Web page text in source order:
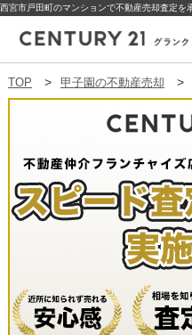
TOP 甲子園の不動産売却